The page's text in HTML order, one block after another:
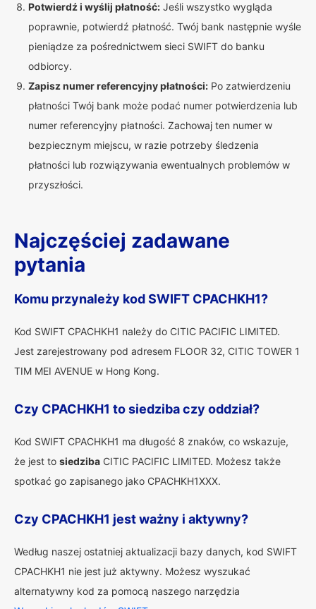
Potwierdź i wyślij płatność: Jeśli wszystko wygląda
poprawnie, potwierdź płatność. Twój bank następnie wyśle
pieniądze za pośrednictwem sieci SWIFT do banku
odbiorcy.
Zapisz numer referencyjny płatności: Po zatwierdzeniu
płatności Twój bank może podać numer potwierdzenia lub
numer referencyjny płatności. Zachowaj ten numer w
bezpiecznym miejscu, w razie potrzeby śledzenia
płatności lub rozwiązywania ewentualnych problemów w
przyszłości.
Najczęściej zadawane
pytania
Komu przynależy kod SWIFT CPACHKH1?
Kod SWIFT CPACHKH1 należy do CITIC PACIFIC LIMITED.
Jest zarejestrowany pod adresem FLOOR 32, CITIC TOWER 1
TIM MEI AVENUE w Hong Kong.
Czy CPACHKH1 to siedziba czy oddział?
Kod SWIFT CPACHKH1 ma długość 8 znaków, co wskazuje,
że jest to siedziba CITIC PACIFIC LIMITED. Możesz także
spotkać go zapisanego jako CPACHKH1XXX.
Czy CPACHKH1 jest ważny i aktywny?
Według naszej ostatniej aktualizacji bazy danych, kod SWIFT
CPACHKH1 nie jest już aktywny. Możesz wyszukać
alternatywny kod za pomocą naszego narzędzia